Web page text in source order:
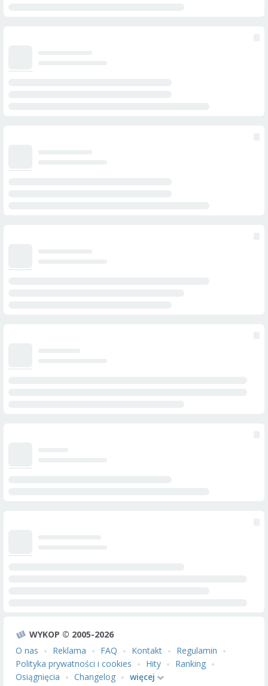
WYKOP © 2005-2026
O nas
Reklama FAQ Kontakt
Regulamin
Polityka prywatności i cookies
Hity
Ranking
Osiągnięcia
Changelog więcej